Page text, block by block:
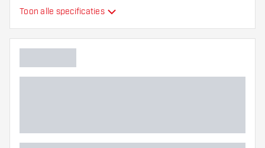
Dart speler
Toon alle specificaties